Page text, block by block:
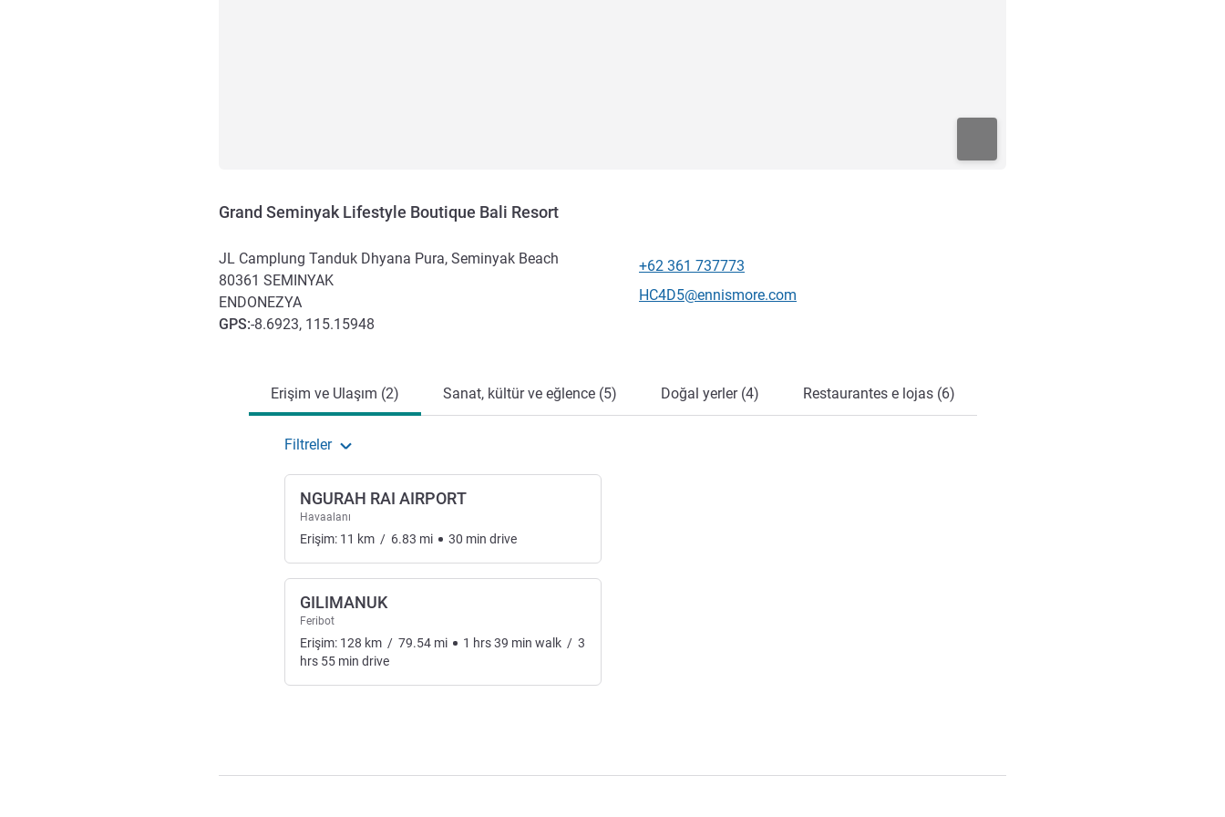
Grand Seminyak Lifestyle Boutique Bali Resort
JL Camplung Tanduk Dhyana Pura, Seminyak Beach
80361 SEMINYAK
ENDONEZYA
GPS:-8.6923, 115.15948
Telefon
+62 361 737773
İletişim için e-posta
HC4D5@ennismore.com
Erişim ve Ulaşım (2) Sanat, kültür ve eğlence (5) Doğal yerler (4) Restaurantes e lojas (6)
Filtreler
NGURAH RAI AIRPORT
Havaalanı
Erişim: 11 km / 6.83 mi 30 min drive
GILIMANUK
Feribot
Erişim: 128 km / 79.54 mi 1 hrs39 min walk / 3
hrs 55 min drive